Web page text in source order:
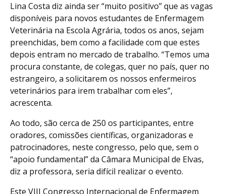
Lina Costa diz ainda ser “muito positivo” que as vagas
disponíveis para novos estudantes de Enfermagem
Veterinária na Escola Agrária, todos os anos, sejam
preenchidas, bem como a facilidade com que estes
depois entram no mercado de trabalho. “Temos uma
procura constante, de colegas, quer no país, quer no
estrangeiro, a solicitarem os nossos enfermeiros
veterinários para irem trabalhar com eles”,
acrescenta.
Ao todo, são cerca de 250 os participantes, entre
oradores, comissões científicas, organizadoras e
patrocinadores, neste congresso, pelo que, sem o
“apoio fundamental” da Câmara Municipal de Elvas,
diz a professora, seria difícil realizar o evento.
Este VIII Congresso Internacional de Enfermagem